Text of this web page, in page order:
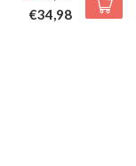
€34,98